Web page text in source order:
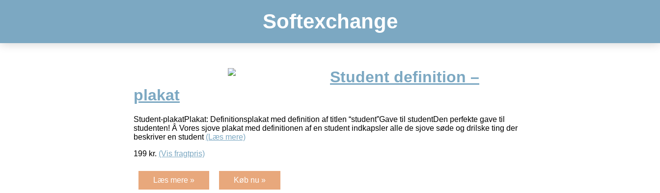
Softexchange
Student definition –
plakat
Student-plakatPlakat: Definitionsplakat med definition af titlen “student”Gave til studentDen perfekte gave til
studenten! Â Vores sjove plakat med definitionen af en student indkapsler alle de sjove søde og drilske ting der
beskriver en student (Læs mere)
199 kr. (Vis fragtpris)
Læs mere » Køb nu »